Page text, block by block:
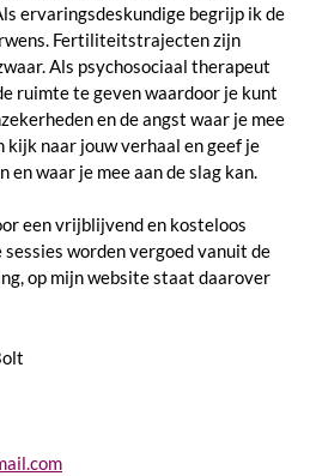
ervaringsdeskundige begrijp ik de
Fertiliteitstrajecten zijn
Als psychosociaal therapeut
ruimte te geven waardoor je kunt
en de angst waar je mee
naar jouw verhaal en geef je
en waar je mee aan de slag kan.
een vrijblijvend en kosteloos
worden vergoed vanuit de
op mijn website staat daarover